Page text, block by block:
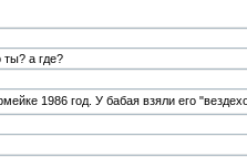
ты? а где?
1986 год. У бабая взяли его